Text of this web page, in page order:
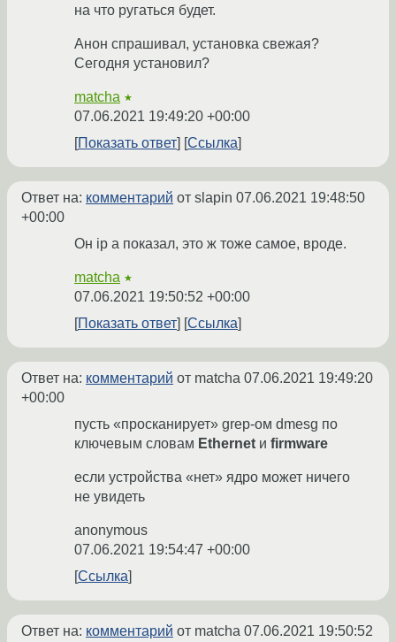
на что ругаться будет.
Анон спрашивал, установка свежая?
Сегодня установил?
matcha ★
07.06.2021 19:49:20 +00:00
Показать ответ
Ссылка
Ответ на: комментарий от slapin 07.06.2021 19:48:50
+00:00
Он ip a показал, это ж тоже самое, вроде.
matcha ★
07.06.2021 19:50:52 +00:00
Показать ответ
Ссылка
Ответ на: комментарий от matcha 07.06.2021 19:49:20
+00:00
пусть «просканирует» grep-ом dmesg по
ключевым словам Ethernet и firmware
если устройства «нет» ядро может ничего
не увидеть
anonymous
07.06.2021 19:54:47 +00:00
Ссылка
Ответ на: комментарий от matcha 07.06.2021 19:50:52